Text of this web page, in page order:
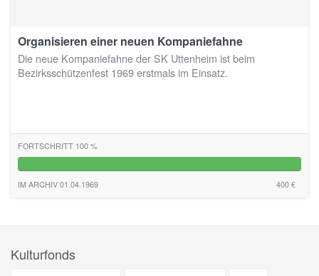
Organisieren einer neuen Kompaniefahne
Die neue Kompaniefahne der SK Uttenheim ist beim
Bezirksschützenfest 1969 erstmals im Einsatz.
FORTSCHRITT 100 %
IM ARCHIV 01.04.1969 400 €
Kulturfonds